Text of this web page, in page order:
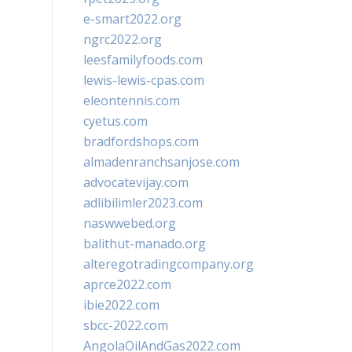
e-smart2022.org
ngrc2022.org
leesfamilyfoods.com
lewis-lewis-cpas.com
eleontennis.com
cyetus.com
bradfordshops.com
almadenranchsanjose.com
advocatevijay.com
adlibilimler2023.com
naswwebed.org
balithut-manado.org
alteregotradingcompany.org
aprce2022.com
ibie2022.com
sbcc-2022.com
AngolaOilAndGas2022.com